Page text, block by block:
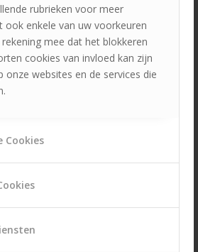
rubrieken voor meer
ook enkele van uw voorkeuren
mee dat het blokkeren
cookies van invloed kan zijn
onze websites en de services die
Cookies
geweigerd bent?
ons gevraagd de bankgegevens van
verplichting aan.